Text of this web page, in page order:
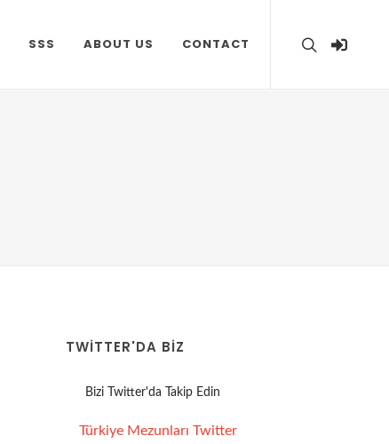
SSS ABOUT US CONTACT
TWITTER'DA BİZ
Bizi Twitter'da Takip Edin
Türkiye Mezunları Twitter